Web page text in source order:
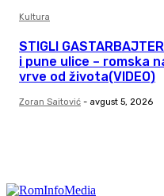
Kultura
STIGLI
i pune ulice – romska
vrve od života(VIDEO)
Zoran Saitović - avgust 5, 2026